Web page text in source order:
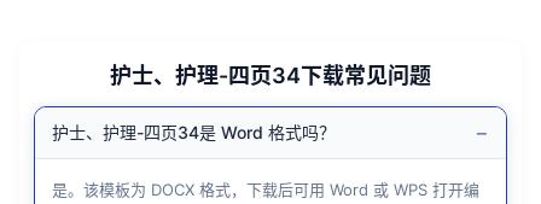
护士、护理-四页34下载常见问题
护士、护理-四页34是 Word 格式吗？ −
是。该模板为 DOCX 格式，下载后可用 Word 或 WPS 打开编